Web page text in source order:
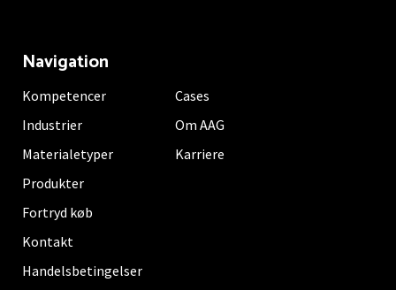
Navigation
Kompetencer
Industrier
Materialetyper
Produkter
Fortryd køb
Cases
Om AAG
Karriere
Kontakt
Handelsbetingelser